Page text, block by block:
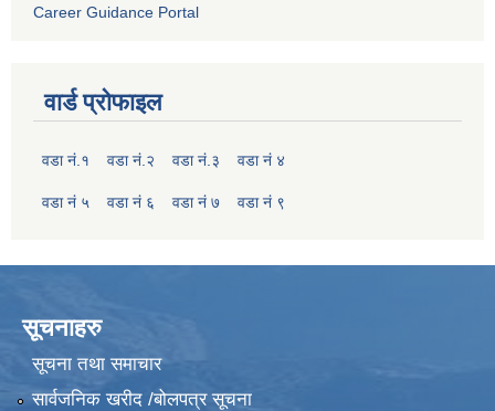
Career Guidance Portal
वार्ड प्रोफाइल
वडा नं.१ वडा नं.२ वडा नं.३ वडा नं ४
वडा नं ५ वडा नं ६ वडा नं ७ वडा नं ९
सूचनाहरु
सूचना तथा समाचार
सार्वजनिक खरीद /बोलपत्र सूचना